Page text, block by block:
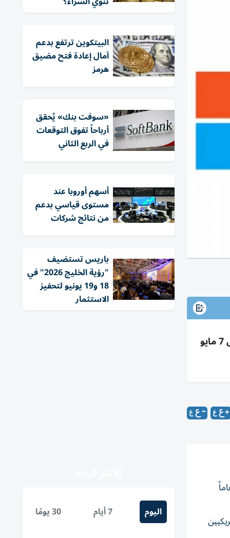
مايكروسوفت تطلق تقاعداً طوعياً لـ7% من موظفيها بأمريكا لمدير أول فما دون بشرط عمر+خدمة 70+؛ تفاصيل 7 مايو
سابقة بالنسبة لعملاق البرمجيات البالغ من العمر 51 عاماً
البيتكوين ترتفع بدعم
آمال إعادة فتح مضيق
هرمز
«سوفت بنك» يُحقق
أرباحاً تفوق التوقعات
في الربع الثاني
أسهم أوروبا عند
مستوى قياسي بدعم
من نتائج شركات
باريس تستضيف
"رؤية الخليج 2026" في
18 و19 يونيو لتحفيز
الاستثمار
اليوم 7 أيام 30 يومًا